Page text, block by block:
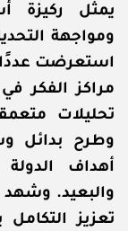
يمثل ركيزة
ومواجهة
استعرضت عددًا
مراكز الفكر
تحليلات
وطرح بدائل
أهداف
والبعيد.
تعزيز التكامل